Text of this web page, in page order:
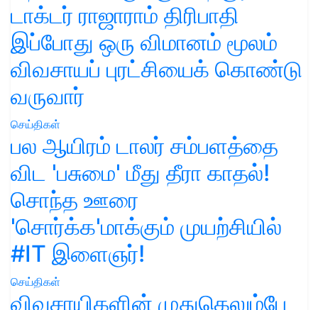
டாக்டர் ராஜாராம் திரிபாதி
இப்போது ஒரு விமானம் மூலம்
விவசாயப் புரட்சியைக் கொண்டு
வருவார்
செய்திகள்
பல ஆயிரம் டாலர் சம்பளத்தை
விட 'பசுமை' மீது தீரா காதல்!
சொந்த ஊரை
'சொர்க்க'மாக்கும் முயற்சியில்
#IT இளைஞர்!
செய்திகள்
விவசாயிகளின் முதுகெலும்பே